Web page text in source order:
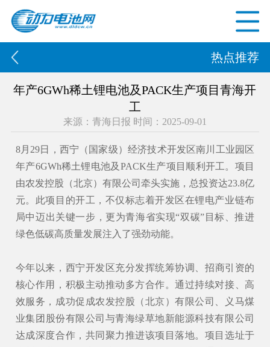
热点推荐
年产6GWh稀土锂电池及PACK生产项目青海开
工
来源：青海日报 时间：2025-09-01
8月29日，西宁（国家级）经济技术开发区南川工业园区
年产6GWh稀土锂电池及PACK生产项目顺利开工。项目
由农发控股（北京）有限公司牵头实施，总投资达23.8亿
元。此项目的开工，不仅标志着开发区在锂电产业链布
局中迈出关键一步，更为青海省实现“双碳”目标、推进
绿色低碳高质量发展注入了强劲动能。
今年以来， 西宁开发区充分发挥统筹协调、招商引资的
核心作用，积极主动推动多方合作。通过持续对接、高
效服务，成功促成农发控股（北京）有限公司、
义马煤
业集团 股份有限公司与青海绿草地新能源科技有限公司
达成深度合作，共同聚力推进该项目落地。项目选址于